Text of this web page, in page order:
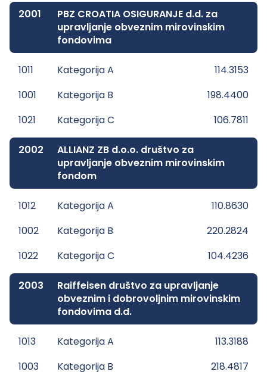
2001
PBZ CROATIA OSIGURANJE d.d. za
upravljanje obveznim mirovinskim
fondovima
1011 Kategorija A
114.3153
1001
Kategorija B
198.4400
1021
Kategorija C 106.7811
2002
ALLIANZ ZB d.o.o. društvo za
upravljanje obveznim mirovinskim
fondom
1012 Kategorija A
110.8630
1002
Kategorija B
220.2824
1022
Kategorija C 104.4236
2003
Raiffeisen društvo za upravljanje
obveznim i dobrovoljnim mirovinskim
fondovima d.d.
1013 Kategorija A
113.3188
1003
Kategorija B
218.4817